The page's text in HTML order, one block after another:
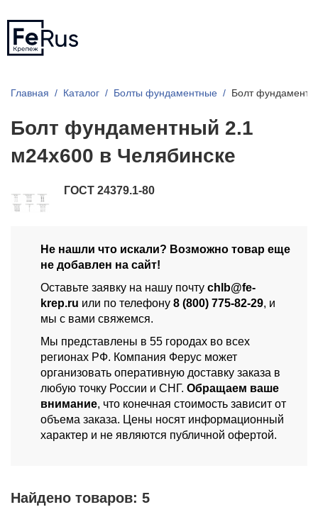
Главная Каталог Болты фундаментные Болт
Болт фундаментный 2.1
м24х600 в Челябинске
ГОСТ 24379.1-80
Не нашли что искали? Возможно товар еще
не добавлен на сайт!
Оставьте заявку на нашу почту chlb@fe-
krep.ru или по телефону 8 (800) 775-82-29, и
мы с вами свяжемся.
Мы представлены в 55 городах во всех
регионах РФ. Компания Ферус может
организовать оперативную доставку заказа в
любую точку России и СНГ. Обращаем ваше
внимание, что конечная стоимость зависит от
объема заказа. Цены носят информационный
характер и не являются публичной офертой.
Найдено товаров: 5